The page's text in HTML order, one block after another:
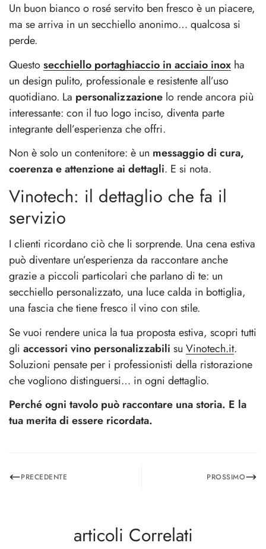
Un buon bianco o rosé servito ben fresco è un piacere,
ma se arriva in un secchiello anonimo… qualcosa si
perde.
Questosecchiello portaghiaccio in acciaio inox ha
un design pulito, professionale e resistente all’uso
quotidiano. La personalizzazione lo rende ancora più
interessante: con il tuo logo inciso, diventa parte
integrante dell’esperienza che offri.
Non è solo un contenitore: è un messaggio di cura,
coerenza e attenzione ai dettagli. E si nota.
Vinotech: il dettaglio che fa il
servizio
I clienti ricordano ciò che li sorprende. Una cena estiva
può diventare un’esperienza da raccontare anche
grazie a piccoli particolari che parlano di te: un
secchiello personalizzato, una luce calda in bottiglia,
una fascia che tiene fresco il vino con stile.
Se vuoi rendere unica la tua proposta estiva, scopri tutti
gli accessori vino personalizzabili su Vinotech.it.
Soluzioni pensate per i professionisti della ristorazione
che vogliono distinguersi… in ogni dettaglio.
Perché ogni tavolo può raccontare una storia. E la
tua merita di essere ricordata.
PRECEDENTE PROSSIMO
articoli Correlati